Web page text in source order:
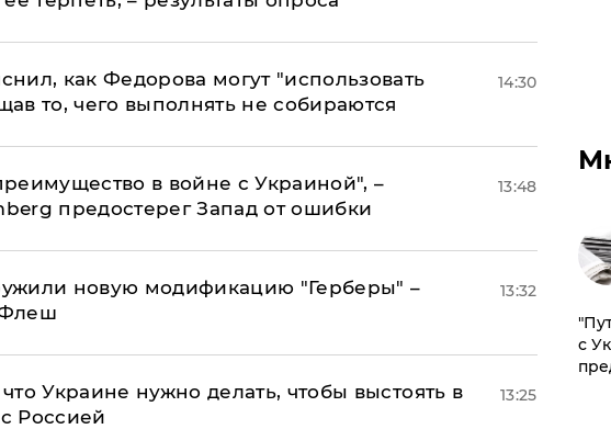
как Федорова могут "использовать
то, чего выполнять не собираются
14:30
в войне с Украиной", –
предостерег Запад от ошибки
13:48
новую модификацию "Герберы" –
13:32
Украине нужно делать, чтобы выстоять в
Россией
13:25
с